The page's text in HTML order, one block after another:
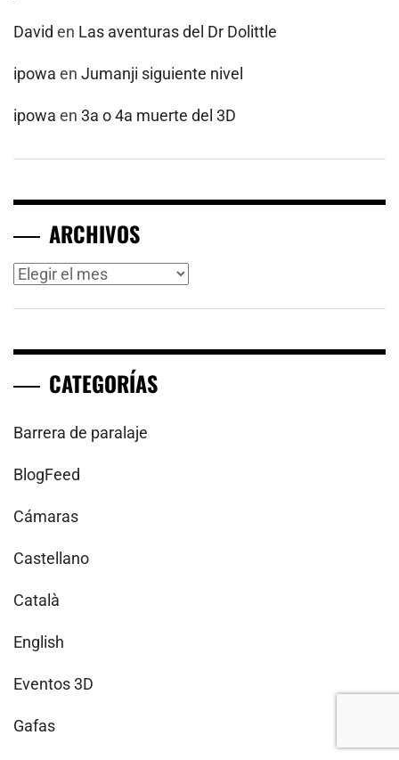
David en Las aventuras del Dr Dolittle
ipowa en Jumanji siguiente nivel
ipowa en 3a o 4a muerte del 3D
ARCHIVOS
Archivos
CATEGORÍAS
Barrera de paralaje
BlogFeed
Cámaras
Castellano
Català
English
Eventos 3D
Gafas